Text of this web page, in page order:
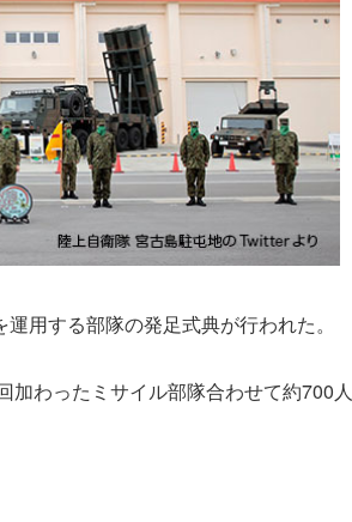
用する部隊の発足式典が行われた。
加わったミサイル部隊合わせて約700人